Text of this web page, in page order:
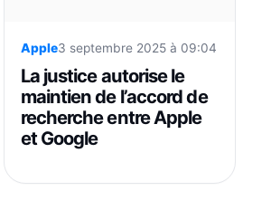
Apple3 septembre 2025 à 09:04
La justice autorise le
maintien de l’accord de
recherche entre Apple
et Google